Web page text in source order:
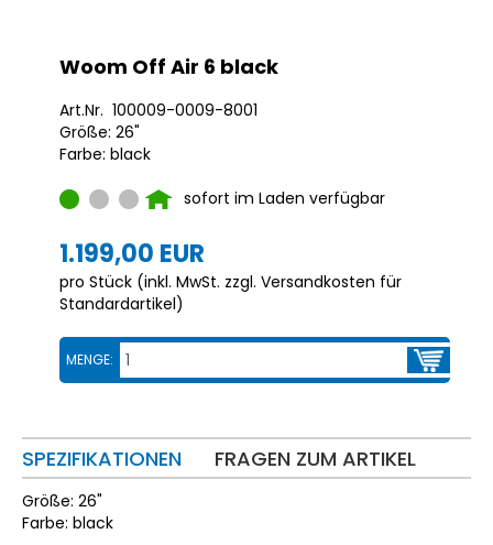
Woom Off Air 6 black
Art.Nr. 100009-0009-8001
Größe: 26"
Farbe: black
sofort im Laden verfügbar
1.199,00 EUR
pro Stück (inkl. MwSt. zzgl. Versandkosten für
Standardartikel)
MENGE:
SPEZIFIKATIONEN FRAGEN ZUM ARTIKEL
Größe: 26"
Farbe: black